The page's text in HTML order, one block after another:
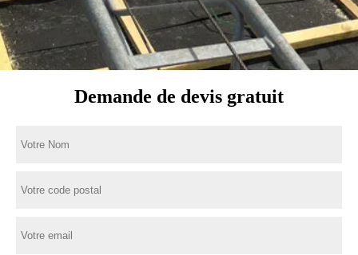
Demande de devis gratuit